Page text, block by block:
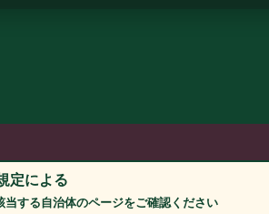
定による
する自治体のページをご確認ください